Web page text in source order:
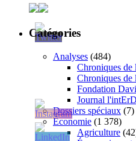
Catégories
Analyses (484)
Chroniques de
Chroniques
Fondation
Journal
Dossiers spéciaux (7)
Économie (1 378)
Agriculture